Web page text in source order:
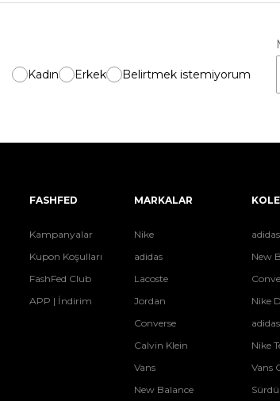
Kadın Erkek Belirtmek istemiyorum
FASHFED
Kampanyalar
Kupon Koşulları
FashFed Club
APP | İndirim
MARKALAR
Nike
adidas
Lacoste
Jordan
Converse
Calvin Klein
Vans
New Balance
New
Nike
Nike
Vans